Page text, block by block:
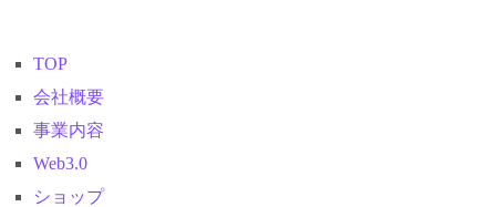
TOP
会社概要
事業内容
Web3.0
ショップ